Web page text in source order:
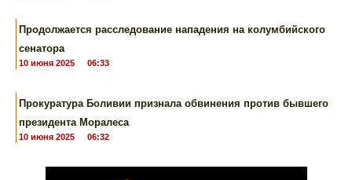
Продолжается расследование нападения на колумбийского
сенатора
10 июня 2025 06:33
Прокуратура Боливии признала обвинения против бывшего
президента Моралеса
10 июня 2025 06:32